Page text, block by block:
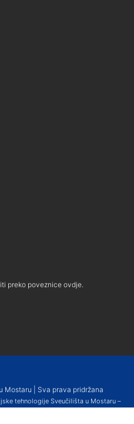
preko poveznice ovdje.
| Sva prava pridržana
tehnologije Sveučilišta u Mostaru –